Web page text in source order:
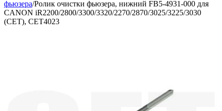
фьюзера/Ролик очистки фьюзера, нижний FB5-4931-000 для
CANON iR2200/2800/3300/3320/2270/2870/3025/3225/3030
(CET), CET4023